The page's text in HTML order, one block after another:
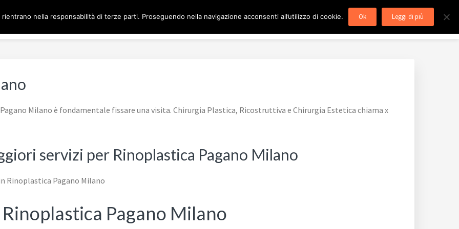
Home CHIRURGIA ESTETICA MILANO Blog Mappa del Sito Contatti
Milano è fondamentale fissare una visita. Chirurgia Plastica, Ricostruttiva e Chirurgia Estetica chiama x
servizi per Rinoplastica Pagano Milano
Rinoplastica Pagano Milano
nella responsabilità di terze parti. Proseguendo nella navigazione acconsenti all’utilizzo di cookie. Ok Leggi di più